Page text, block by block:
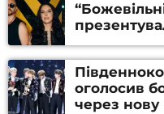
оголосив
через нову